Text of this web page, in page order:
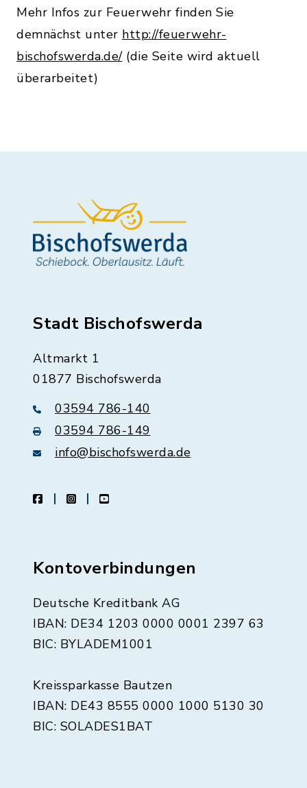
Mehr Infos zur Feuerwehr finden Sie
demnächst unter http://feuerwehr-
bischofswerda.de/(die Seite wird aktuell
überarbeitet)
Stadt Bischofswerda
Altmarkt 1
01877 Bischofswerda
03594 786-140
03594 786-149
info@bischofswerda.de
facebookinstagramyoutube
Kontoverbindungen
Deutsche Kreditbank AG
IBAN: DE34 1203 0000 0001 2397 63
BIC: BYLADEM1001
Kreissparkasse Bautzen
IBAN: DE43 8555 0000 1000 5130 30
BIC: SOLADES1BAT